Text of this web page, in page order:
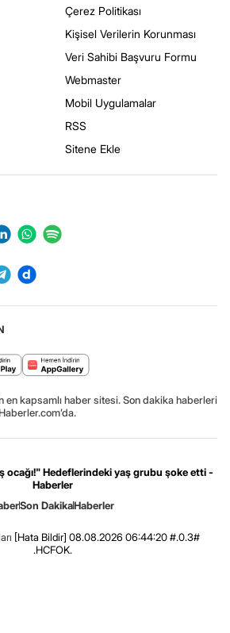
Çerez Politikası
Kişisel Verilerin Korunması
Veri Sahibi Başvuru Formu
Webmaster
Mobil Uygulamalar
RSS
Sitene Ekle
en kapsamlı haber sitesi. Son dakika haberleri
ocağı!" Hedeflerindeki yaş grubu şoke etti -
Haberler
Son DakikaHaberler
[Hata Bildir] 08.08.2026 06:44:20 #.0.3#
.HCFOK.